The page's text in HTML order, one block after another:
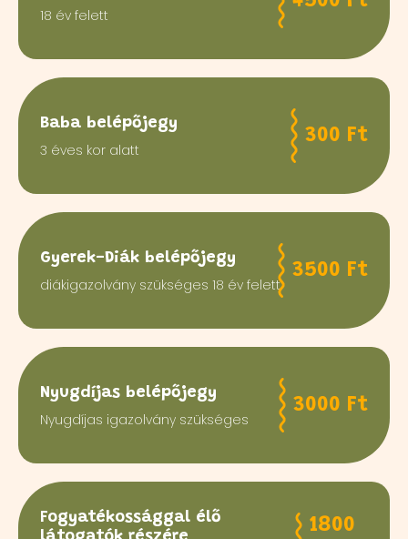
18 év felett
Baba belépőjegy
3 éves kor alatt
300 Ft
Gyerek-Diák belépőjegy
diákigazolvány szükséges 18 év felett
3500 Ft
Nyugdíjas belépőjegy
Nyugdíjas igazolvány szükséges
3000 Ft
Fogyatékossággal élő
1800